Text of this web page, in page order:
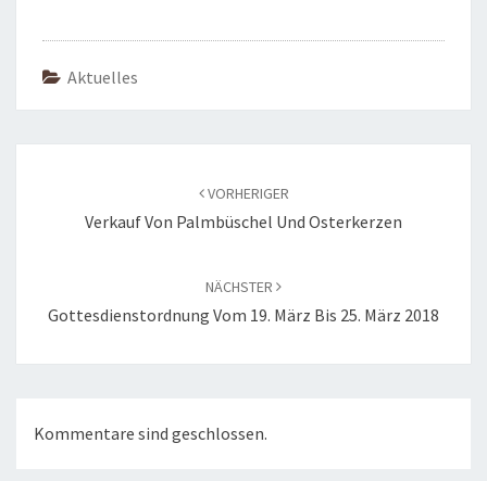
Aktuelles
VORHERIGER
Verkauf Von Palmbüschel Und Osterkerzen
NÄCHSTER
Gottesdienstordnung Vom 19. März Bis 25. März 2018
Kommentare sind geschlossen.